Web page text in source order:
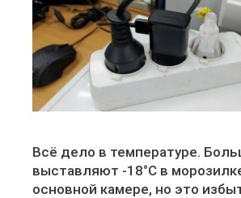
Всё дело в температуре.
выставляют -18°C в
основной камере, но это